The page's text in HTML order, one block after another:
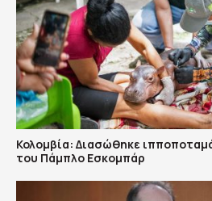
Κολομβία: Διασώθηκε
του Πάμπλο Εσκομπάρ